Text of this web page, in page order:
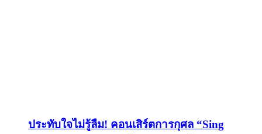
ประทับใจไม่รู้ลืม! คอนเสิร์ตการกุศล “Sing